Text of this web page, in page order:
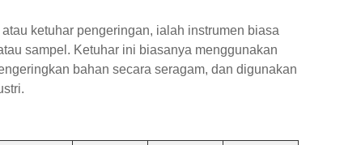
ketuhar pengeringan, ialah instrumen biasa
sampel. Ketuhar ini biasanya menggunakan
bahan secara seragam, dan digunakan